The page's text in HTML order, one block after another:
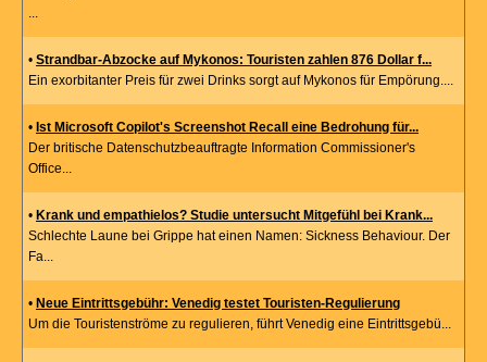
...
• Strandbar-Abzocke auf Mykonos: Touristen zahlen 876 Dollar f...
Ein exorbitanter Preis für zwei Drinks sorgt auf Mykonos für Empörung....
• Ist Microsoft Copilot's Screenshot Recall eine Bedrohung für...
Der britische Datenschutzbeauftragte Information Commissioner's
Office...
• Krank und empathielos? Studie untersucht Mitgefühl bei Krank...
Schlechte Laune bei Grippe hat einen Namen: Sickness Behaviour. Der
Fa...
• Neue Eintrittsgebühr: Venedig testet Touristen-Regulierung
Um die Touristenströme zu regulieren, führt Venedig eine Eintrittsgebü...